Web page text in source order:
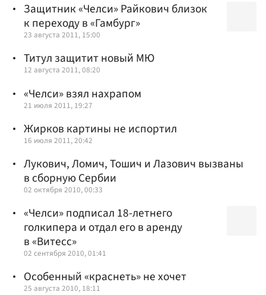
Защитник «Челси» Райкович близок
к переходу в «Гамбург»
23 августа 2011, 15:00
Титул защитит новый МЮ
12 августа 2011, 08:20
«Челси» взял нахрапом
21 июля 2011, 19:27
Жирков картины не испортил
16 июля 2011, 20:42
Лукович, Ломич, Тошич и Лазович вызваны
в сборную Сербии
02 октября 2010, 00:33
«Челси» подписал 18-летнего
голкипера и отдал его в аренду
в «Витесс»
02 сентября 2010, 01:41
Особенный «краснеть» не хочет
25 августа 2010, 18:11